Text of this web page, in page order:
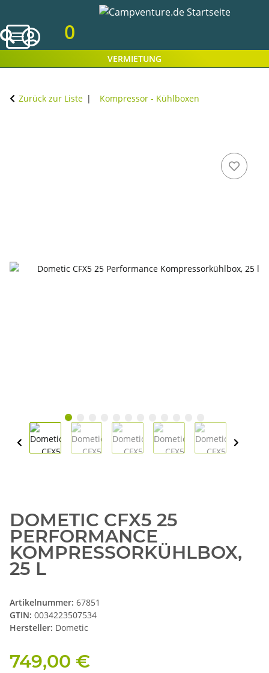
0
VERMIETUNG
Zurück zur Liste Kompressor - Kühlboxen
DOMETIC CFX5 25
PERFORMANCE
KOMPRESSORKÜHLBOX,
25 L
Artikelnummer: 67851
GTIN: 0034223507534
Hersteller: Dometic
749,00 €